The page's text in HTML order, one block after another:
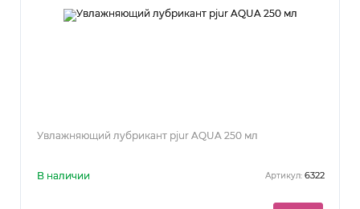
Увлажняющий лубрикант pjur AQUA 250 мл
В наличии Артикул: 6322